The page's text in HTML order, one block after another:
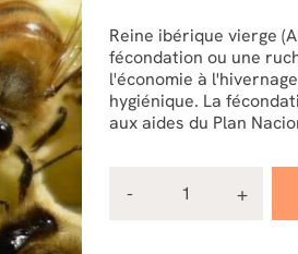
Reine ibérique vierge
fécondation ou une
l'économie à
hygiénique. La
aux aides du Plan